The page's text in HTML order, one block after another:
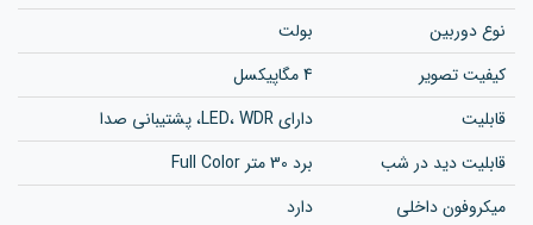
نوع دوربین
بولت
کیفیت تصویر
4 مگاپیکسل
قابلیت
دارای LED، WDR، پشتیبانی صدا
قابلیت دید در شب
برد 30 متر Full Color
میکروفون داخلی
دارد